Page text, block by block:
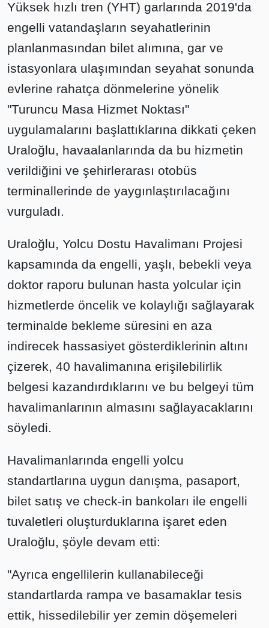
Yüksek hızlı tren (YHT) garlarında 2019'da
engelli vatandaşların seyahatlerinin
planlanmasından bilet alımına, gar ve
istasyonlara ulaşımından seyahat sonunda
evlerine rahatça dönmelerine yönelik
"Turuncu Masa Hizmet Noktası"
uygulamalarını başlattıklarına dikkati çeken
Uraloğlu, havaalanlarında da bu hizmetin
verildiğini ve şehirlerarası otobüs
terminallerinde de yaygınlaştırılacağını
vurguladı.
Uraloğlu, Yolcu Dostu Havalimanı Projesi
kapsamında da engelli, yaşlı, bebekli veya
doktor raporu bulunan hasta yolcular için
hizmetlerde öncelik ve kolaylığı sağlayarak
terminalde bekleme süresini en aza
indirecek hassasiyet gösterdiklerinin altını
çizerek, 40 havalimanına erişilebilirlik
belgesi kazandırdıklarını ve bu belgeyi tüm
havalimanlarının almasını sağlayacaklarını
söyledi.
Havalimanlarında engelli yolcu
standartlarına uygun danışma, pasaport,
bilet satış ve check-in bankoları ile engelli
tuvaletleri oluşturduklarına işaret eden
Uraloğlu, şöyle devam etti:
"Ayrıca engellilerin kullanabileceği
standartlarda rampa ve basamaklar tesis
ettik, hissedilebilir yer zemin döşemeleri